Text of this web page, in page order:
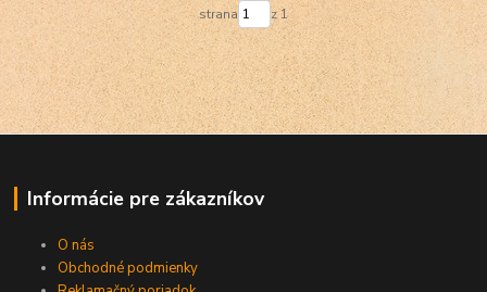
strana z 1
Informácie pre zákazníkov
O nás
Obchodné podmienky